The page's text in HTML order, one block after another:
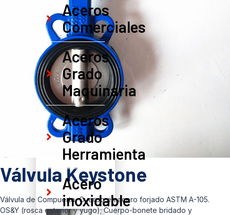
Aceros
Comerciales
Aceros
Grado
Maquinaria
Aceros
Grado
Herramienta
Acero
inoxidable
Válvula Keystone
Válvula de Compuerta, Cuerpo en acero forjado ASTM A-105.
OS&Y (rosca exterior y yugo); Cuerpo-bonete bridado y